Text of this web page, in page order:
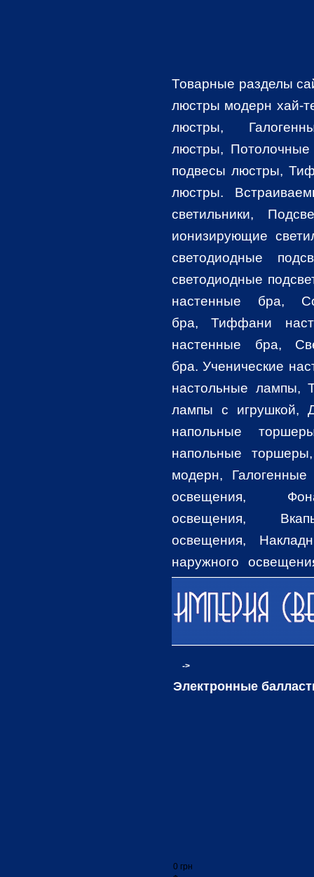
Товарные разделы
люстры модерн хай-
люстры,
люстры, Потолочные
подвесы люстры,
люстры.
светильники,
ионизирующие
светодиодные
светодиодные
настенные бра,
бра, Тиффани
настенные бра,
бра. Ученические
настольные лампы,
лампы с игрушкой,
напольные
напольные
модерн,
освещения,
освещения,
освещения,
наружного
товары на сайте,
->
Электронные
0 грн